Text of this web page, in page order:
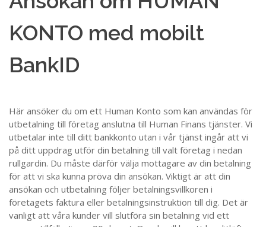
KONTO med mobilt
BankID
Här ansöker du om ett Human Konto som kan användas för
utbetalning till företag anslutna till Human Finans tjänster. Vi
utbetalar inte till ditt bankkonto utan i vår tjänst ingår att vi
på ditt uppdrag utför din betalning till valt företag i nedan
rullgardin. Du måste därför välja mottagare av din betalning
för att vi ska kunna pröva din ansökan. Viktigt är att din
ansökan och utbetalning följer betalningsvillkoren i
företagets faktura eller betalningsinstruktion till dig. Det är
vanligt att våra kunder vill slutföra sin betalning vid ett